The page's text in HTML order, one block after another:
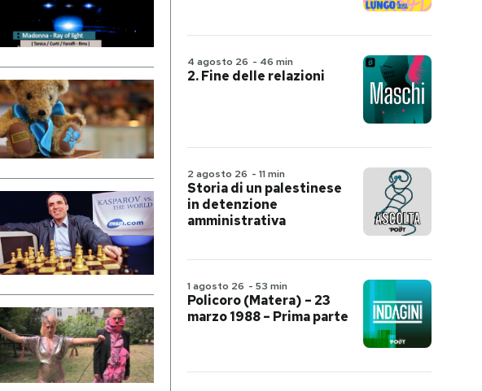
4 agosto 26 - 46 min
2. Fine delle relazioni
2 agosto 26 - 11 min
Storia di un palestinese
in detenzione
amministrativa
1 agosto 26 - 53 min
Policoro (Matera) – 23
marzo 1988 – Prima parte